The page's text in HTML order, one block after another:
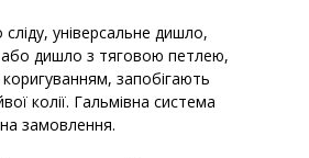
універсальне дишло,
дишло з тяговою петлею,
коригуванням, запобігають
колії. Гальмівна система
замовлення.